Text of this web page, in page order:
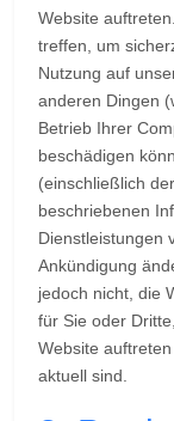
Website
treffen, um
Nutzung auf
anderen Dingen
Betrieb Ihrer
beschädigen
(einschließlich
beschriebenen
Dienstleistungen
Ankündigung
jedoch nicht, die
für Sie oder
Website
aktuell sind.